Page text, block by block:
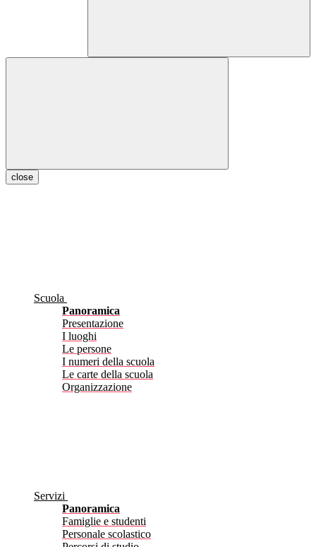
close
Scuola
Panoramica
Presentazione
I luoghi
Le persone
I numeri della scuola
Le carte della scuola
Organizzazione
Servizi
Panoramica
Famiglie e studenti
Personale scolastico